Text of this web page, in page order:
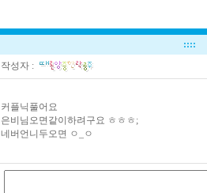
::::
작성자 :
커플닉풀어요
은비님오면같이하려구요 ㅎㅎㅎ;
네버언니두오면 ㅇ_ㅇ